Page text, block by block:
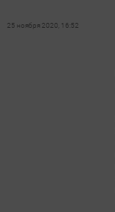
25 ноября 2020, 16:52